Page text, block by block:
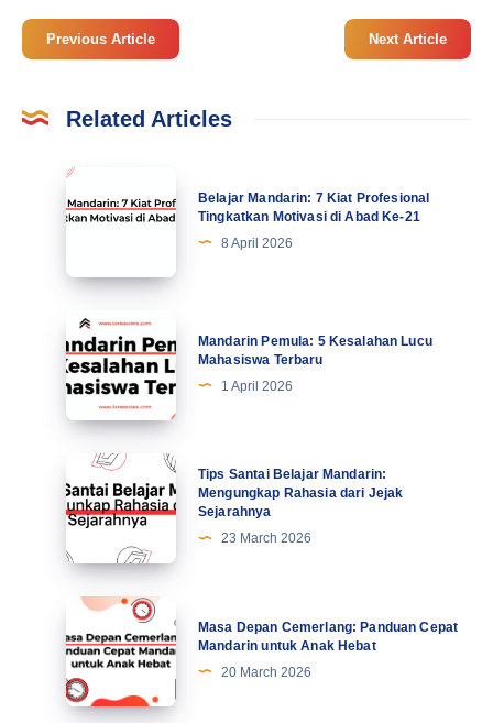
Previous Article Next Article
Related Articles
Belajar
Mandarin:
Profesional
Tingkatkan
Motivasi
di
Abad
Ke-
Belajar Mandarin: 7 Kiat Profesional
Tingkatkan Motivasi di Abad Ke-21
8 April 2026
Mandarin
Pemula:
5
Kesalahan
Lucu
Mahasiswa
Terbaru
Mandarin Pemula: 5 Kesalahan Lucu
Mahasiswa Terbaru
1 April 2026
Tips
Santai
Belajar
Mandarin:
Mengungkap
Rahasia
dari
Jejak
Sejarahnya
Tips Santai Belajar Mandarin:
Mengungkap Rahasia dari Jejak
Sejarahnya
23 March 2026
Masa
Depan
Cemerlang:
Panduan
Cepat
Masa Depan Cemerlang: Panduan Cepat
Mandarin untuk Anak Hebat
20 March 2026